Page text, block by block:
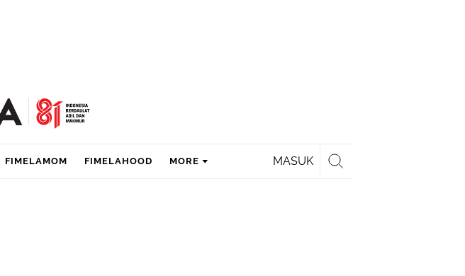
MASUK
FIMELAMOM FIMELAHOOD MORE